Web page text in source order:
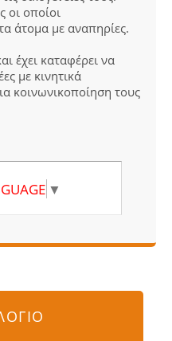
οι οποίοι
άτομα με αναπηρίες.
έχει καταφέρει να
με κινητικά
κοινωνικοποίηση τους
▼